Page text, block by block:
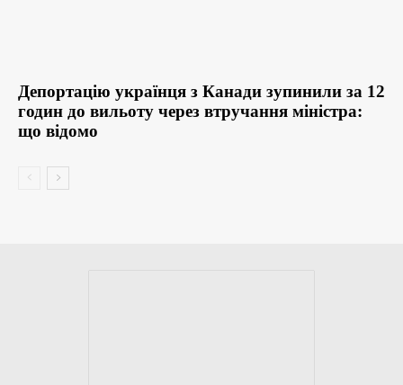
Депортацію українця з Канади зупинили за 12
годин до вильоту через втручання міністра:
що відомо